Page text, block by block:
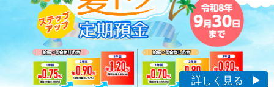
詳しく見る
詳しく見る
詳しく見る
詳しく見る
詳しく見る
詳しく見る
詳しく見る